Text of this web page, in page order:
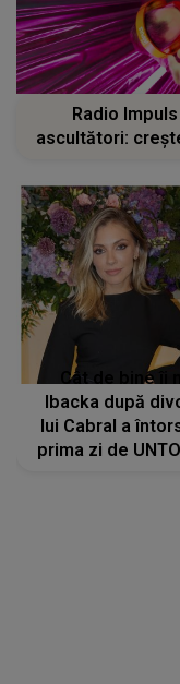
Radio
ascultători:
Cât de bine îi
Ibacka după
lui Cabral a
prima zi de